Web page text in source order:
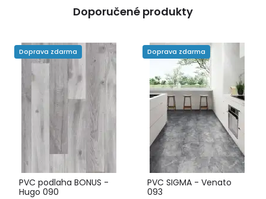
Doporučené produkty
PVC podlaha BONUS -
Hugo 090
Doprava zdarma
PVC SIGMA - Venato
093
Doprava zdarma